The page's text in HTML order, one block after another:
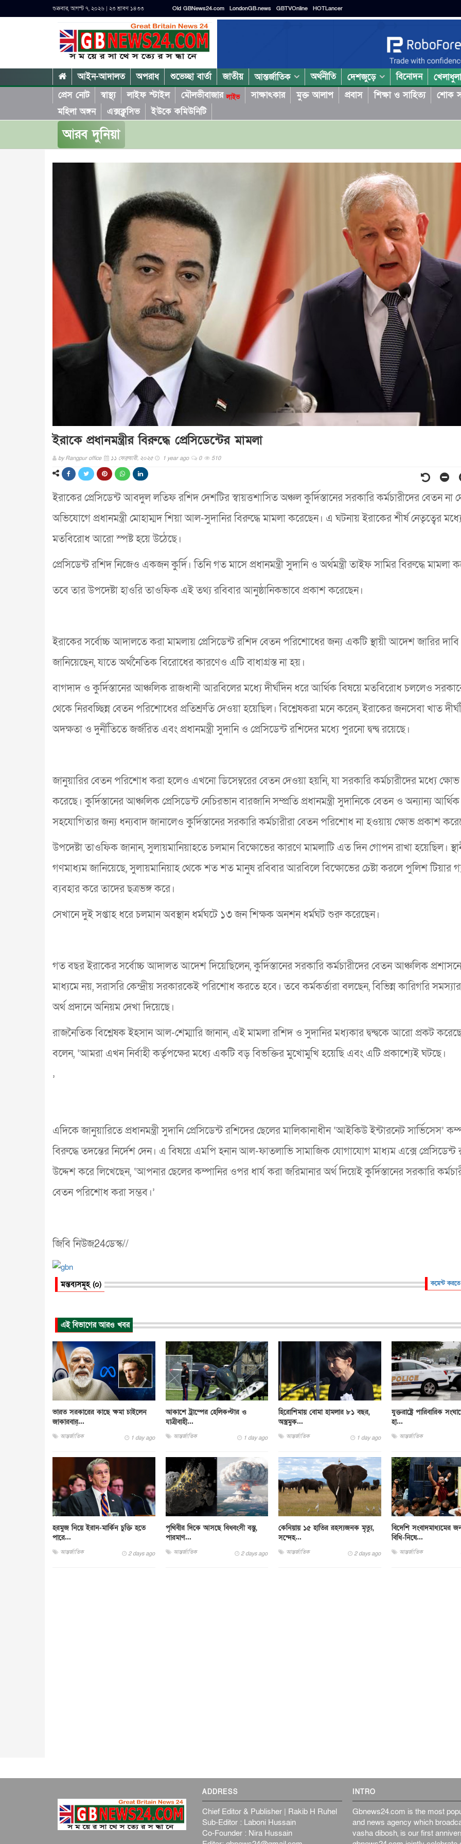
শুক্রবার, আগস্ট ৭, ২০২৬ | ২৩ শ্রাবণ ১৪৩৩ Old GBNews24.com LondonGB.news GBTVOnline HOTLancer
আইন-আদালত অপরাধ শুভেচ্ছা বার্তা জাতীয় আন্তর্জাতিক অর্থনীতি দেশজুড়ে বিনোদন
প্রেস নোট
স্বাস্থ্য লাইফ স্টাইল মৌলভীবাজারলাইভ সাক্ষাৎকার মুক্ত আলাপ প্রবাস শিক্ষা ও সাহিত্য শোক
মহিলা অঙ্গন
এক্সক্লুসিভ ইউকে কমিউনিটি
আরব দুনিয়া
ইরাকে প্রধানমন্ত্রীর বিরুদ্ধে প্রেসিডেন্টের মামলা
byRangpur office ১১ ফেব্রুয়ারী, ২০২৫ 1 year ago 0 510
ইরাকের প্রেসিডেন্ট আবদুল লতিফ রশিদ দেশটির স্বায়ত্তশাসিত অঞ্চল কুর্দিস্তানের সরকারি কর্মচারীদের বেতন না
অভিযোগে প্রধানমন্ত্রী মোহাম্মদ শিয়া আল-সুদানির বিরুদ্ধে মামলা করেছেন। এ ঘটনায় ইরাকের শীর্ষ নেতৃত্বের
মতবিরোধ আরো স্পষ্ট হয়ে উঠেছে।
প্রেসিডেন্ট রশিদ নিজেও একজন কুর্দি। তিনি গত মাসে প্রধানমন্ত্রী সুদানি ও অর্থমন্ত্রী তাইফ সামির বিরুদ্ধে মামলা
তবে তার উপদেষ্টা হাওরি তাওফিক এই তথ্য রবিবার আনুষ্ঠানিকভাবে প্রকাশ করেছেন।
ইরাকের সর্বোচ্চ আদালতে করা মামলায় প্রেসিডেন্ট রশিদ বেতন পরিশোধের জন্য একটি স্থায়ী আদেশ জারির দাবি
জানিয়েছেন, যাতে অর্থনৈতিক বিরোধের কারণেও এটি বাধাগ্রস্ত না হয়।
বাগদাদ ও কুর্দিস্তানের আঞ্চলিক রাজধানী আরবিলের মধ্যে দীর্ঘদিন ধরে আর্থিক বিষয়ে মতবিরোধ চললেও
থেকে নিরবচ্ছিন্ন বেতন পরিশোধের প্রতিশ্রুতি দেওয়া হয়েছিল। বিশ্লেষকরা মনে করেন, ইরাকের জনসেবা খাত
অদক্ষতা ও দুর্নীতিতে জর্জরিত এবং প্রধানমন্ত্রী সুদানি ও প্রেসিডেন্ট রশিদের মধ্যে পুরনো দ্বন্দ্ব রয়েছে।
জানুয়ারির বেতন পরিশোধ করা হলেও এখনো ডিসেম্বরের বেতন দেওয়া হয়নি, যা সরকারি কর্মচারীদের মধ্যে ক্ষোভ
করেছে। কুর্দিস্তানের আঞ্চলিক প্রেসিডেন্ট নেচিরভান বারজানি সম্প্রতি প্রধানমন্ত্রী সুদানিকে বেতন ও অন্যান্য
সহযোগিতার জন্য ধন্যবাদ জানালেও কুর্দিস্তানের সরকারি কর্মচারীরা বেতন পরিশোধ না হওয়ায় ক্ষোভ প্রকাশ
উপদেষ্টা তাওফিক জানান, সুলায়মানিয়াহতে চলমান বিক্ষোভের কারণে মামলাটি এত দিন গোপন রাখা হয়েছিল।
গণমাধ্যম জানিয়েছে, সুলায়মানিয়াহ থেকে শত শত মানুষ রবিবার আরবিলে বিক্ষোভের চেষ্টা করলে পুলিশ টিয়ার
ব্যবহার করে তাদের ছত্রভঙ্গ করে।
সেখানে দুই সপ্তাহ ধরে চলমান অবস্থান ধর্মঘটে ১৩ জন শিক্ষক অনশন ধর্মঘট শুরু করেছেন।
গত বছর ইরাকের সর্বোচ্চ আদালত আদেশ দিয়েছিলেন, কুর্দিস্তানের সরকারি কর্মচারীদের বেতন আঞ্চলিক
মাধ্যমে নয়, সরাসরি কেন্দ্রীয় সরকারকেই পরিশোধ করতে হবে। তবে কর্মকর্তারা বলছেন, বিভিন্ন কারিগরি
অর্থ প্রদানে অনিয়ম দেখা দিয়েছে।
রাজনৈতিক বিশ্লেষক ইহসান আল-শেম্মারি জানান, এই মামলা রশিদ ও সুদানির মধ্যকার দ্বন্দ্বকে আরো প্রকট
বলেন, ‘আমরা এখন নির্বাহী কর্তৃপক্ষের মধ্যে একটি বড় বিভক্তির মুখোমুখি হয়েছি এবং এটি প্রকাশ্যেই ঘটছে।
’
এদিকে জানুয়ারিতে প্রধানমন্ত্রী সুদানি প্রেসিডেন্ট রশিদের ছেলের মালিকানাধীন ‘আইকিউ ইন্টারনেট সার্ভিসেস’
বিরুদ্ধে তদন্তের নির্দেশ দেন। এ বিষয়ে এমপি হনান আল-ফাতলাভি সামাজিক যোগাযোগ মাধ্যম এক্সে প্রেসিডেন্ট
উদ্দেশ করে লিখেছেন, ‘আপনার ছেলের কম্পানির ওপর ধার্য করা জরিমানার অর্থ দিয়েই কুর্দিস্তানের সরকারি
বেতন পরিশোধ করা সম্ভব।’
জিবি নিউজ24ডেস্ক//
মন্তব্যসমূহ (০) কমেন্ট
এই বিভাগের আরও খবর
ভারত সরকারের কাছে ক্ষমা চাইলেন
জাকারবার্...
আন্তর্জাতিক 1 day ago
আকাশে ট্রাম্পের হেলিকপ্টার ও
যাত্রীবাহী...
আন্তর্জাতিক 1 day ago
হিরোশিমায় বোমা হামলার ৮১ বছর,
অস্ত্রমুক...
আন্তর্জাতিক 1 day ago
যুক্তরাষ্ট্রে পারিবারিক
হা...
আন্তর্জাতিক
হরমুজ নিয়ে ইরান-মার্কিন চুক্তি হতে
পারে...
আন্তর্জাতিক 2 days ago
পৃথিবীর দিকে আসছে বিধ্বংসী বস্তু,
পারমাণ...
আন্তর্জাতিক 2 days ago
কেনিয়ায় ১৫ হাতির রহস্যজনক মৃত্যু,
সন্দেহ...
আন্তর্জাতিক 2 days ago
বিদেশি সংবাদমাধ্যমের
বিধি-নিষে...
আন্তর্জাতিক
ADDRESS
Chief Editor & Publisher | Rakib H Ruhel
Sub-Editor : Laboni Hussain
Co-Founder : Nira Hussain
INTRO
Gbnews24.com is the most
and news agency which
vasha dibosh, is our first